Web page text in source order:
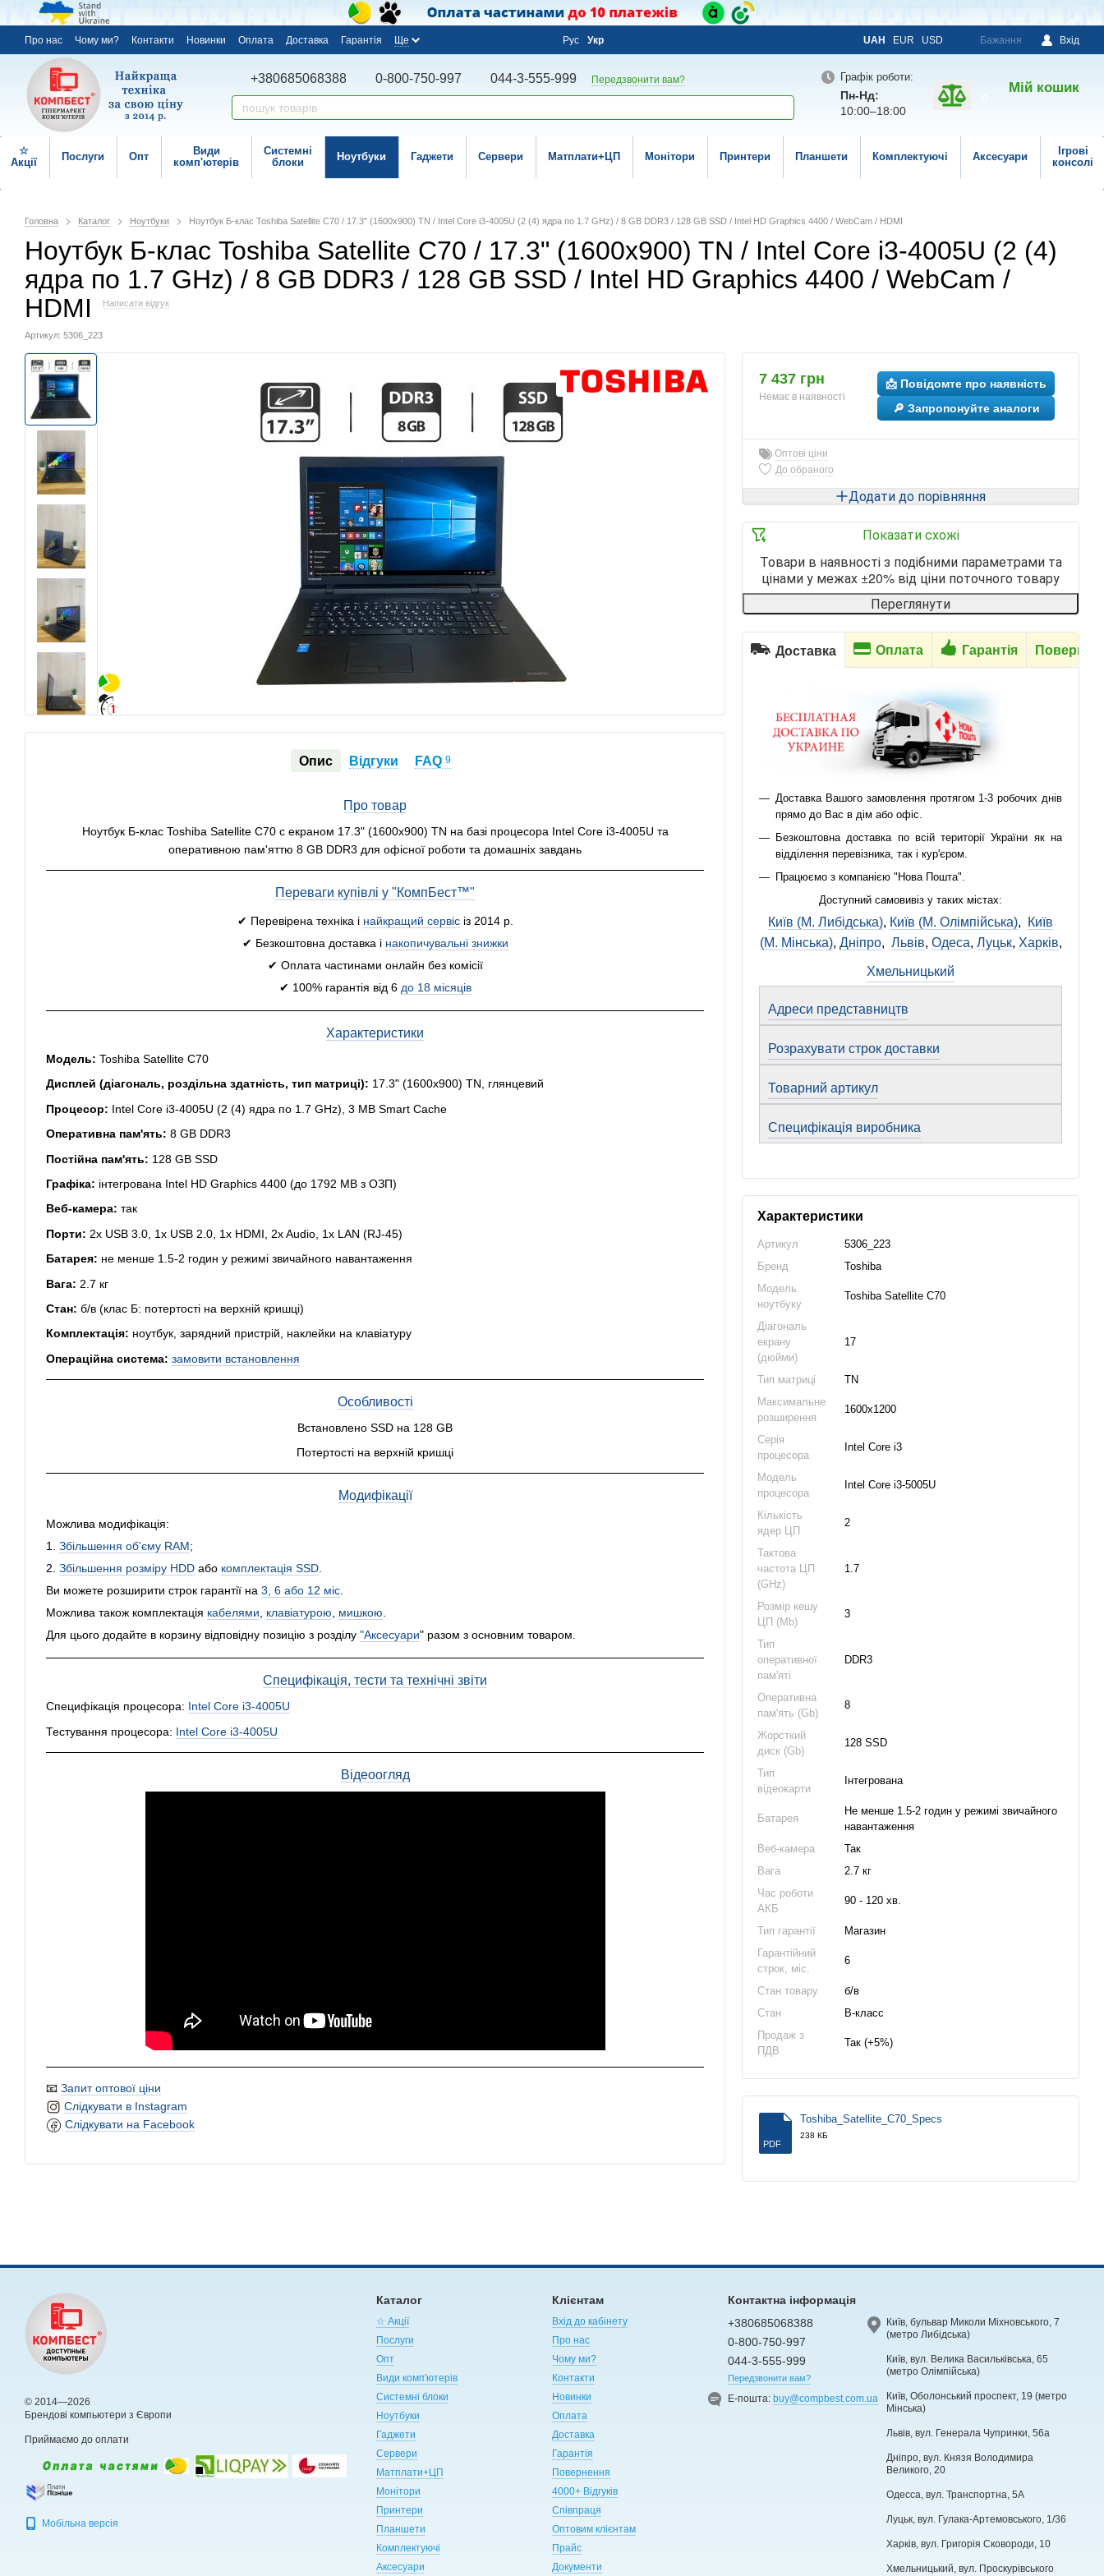
Про нас Чому ми? Контакти Новинки Оплата Доставка Гарантія Ще Рус Укр UAH EUR USD Бажання Вхід
+380685068388 0-800-750-997 044-3-555-999 Передзвонити вам? Графік роботи:
Пн-Нд:
10:00–18:00
Мій кошик
☆
Акції
Послуги Опт
Види
комп'ютерів
Системні
блоки
Ноутбуки Гаджети Сервери Матплати+ЦП Монітори Принтери Планшети Комплектуючі Аксесуари
Ігрові
консолі
Головна Каталог Ноутбуки Ноутбук Б-клас Toshiba Satellite C70 / 17.3" (1600x900) TN / Intel Core i3-4005U (2 (4) ядра по 1.7 GHz) / 8 GB DDR3 / 128 GB SSD / Intel HD Graphics 4400 / WebCam / HDMI
Ноутбук Б-клас Toshiba Satellite C70 / 17.3" (1600x900) TN / Intel Core i3-4005U (2 (4)
ядра по 1.7 GHz) / 8 GB DDR3 / 128 GB SSD / Intel HD Graphics 4400 / WebCam /
HDMI
Написати відгук
Артикул: 5306_223
Опис Відгуки FAQ9
Про товар
Ноутбук Б-клас Toshiba Satellite C70 c екраном 17.3" (1600x900) TN на базі процесора Intel Core i3-4005U та
оперативною пам'яттю 8 GB DDR3 для офісної роботи та домашніх завдань
Переваги купівлі у "КомпБест™"
✔ Перевірена техніка і найкращий сервісіз 2014 р.
✔ Безкоштовна доставка і накопичувальні знижки
✔ Оплата частинами онлайн без комісії
✔ 100% гарантія від 6 до 18 місяців
Характеристики
Модель: Toshiba Satellite C70
Дисплей (діагональ, роздільна здатність, тип матриці): 17.3" (1600x900) TN, глянцевий
Процесор: Intel Core i3-4005U (2 (4) ядра по 1.7 GHz), 3 MB Smart Cache
Оперативна пам'ять: 8 GB DDR3
Постійна пам'ять: 128 GB SSD
Графіка: інтегрована Intel HD Graphics 4400 (до 1792 MB з ОЗП)
Веб-камера: так
Порти: 2x USB 3.0, 1x USB 2.0, 1x HDMI, 2x Audio, 1x LAN (RJ-45)
Батарея: не менше 1.5-2 годин у режимі звичайного навантаження
Вага: 2.7 кг
Стан: б/в (клас Б: потертості на верхній кришці)
Комплектація: ноутбук, зарядний пристрій, наклейки на клавіатуру
Операційна система: замовити встановлення
Особливості
Встановлено SSD на 128 GB
Потертості на верхній кришці
Модифікації
Можлива модифікація:
1. Збільшення об'єму RAM;
2. Збільшення розміру HDD або комплектація SSD
Ви можете розширити строк гарантії на 3, 6 або 12 міс
Можлива також комплектація кабелями клавіатурою мишкою
Для цього додайте в корзину відповідну позицію з розділу "Аксесуари" разом з основним товаром.
Специфікація, тести та технічні звіти
Специфікація процесора: Intel Core i3-4005U
Тестування процесора: Intel Core i3-4005U
Відеоогляд
📧 Запит оптової ціни
Слідкувати в Instagram
Слідкувати на Facebook
7 437 грн
Немає в наявності
📩 Повідомте про наявність
🔎 Запропонуйте аналоги
Оптові ціни
До обраного
Додати до порівняння
Показати схожі
Товари в наявності з подібними параметрами та
цінами у межах ±20% від ціни поточного товару
Переглянути
Доставка Оплата Гарантія
Доставка Вашого замовлення протягом 1-3 робочих днів
прямо до Вас в дім або офіс.
Безкоштовна доставка по всій території України як на
відділення перевізника, так і кур'єром.
Працюємо з компанією "Нова Пошта".
Доступний самовивіз у таких містах:
Київ (М. Либідська), Київ (М. Олімпійська),
Київ
(М. Мінська), Дніпро, Львів, Одеса, Луцьк, Харків,
Хмельницький
Адреси представництв
Розрахувати строк доставки
Товарний артикул
Специфікація виробника
Характеристики
Артикул
5306_223
Бренд
Toshiba
Модель
ноутбуку
Toshiba Satellite C70
Діагональ
екрану
(дюйми)
17
Тип матриці
TN
Максимальне
розширення
1600x1200
Серія
процесора
Intel Core i3
Модель
процесора
Intel Core i3-5005U
Кількість
ядер ЦП
2
Тактова
частота ЦП
(GHz)
1.7
Розмір кешу
ЦП (Mb)
3
Тип
оперативної
пам'яті
DDR3
Оперативна
пам'ять (Gb)
8
Жорсткий
диск (Gb)
128 SSD
Тип
відеокарти
Інтегрована
Батарея
Не менше 1.5-2 годин у режимі звичайного
навантаження
Веб-камера
Так
Вага
2.7 кг
Час роботи
АКБ
90 - 120 хв.
Тип гарантії
Магазин
Гарантійний
строк, міс.
6
Стан товару
б/в
Стан
B-класс
Продаж з
ПДВ
Так (+5%)
PDF
Toshiba_Satellite_C70_Specs
238 КБ
© 2014—2026
Брендові компьютери з Європи
Приймаємо до оплати
Мобільна версія
Каталог
☆ Акції
Послуги
Опт
Види комп'ютерів
Системні блоки
Ноутбуки
Гаджети
Сервери
Матплати+ЦП
Монітори
Принтери
Планшети
Комплектуючі
Аксесуари
Клієнтам
Вхід до кабінету
Про нас
Чому ми?
Контакти
Новинки
Оплата
Доставка
Гарантія
Повернення
4000+ Відгуків
Співпраця
Оптовим клієнтам
Прайс
Документи
Контактна інформація
+380685068388
0-800-750-997
044-3-555-999
Передзвонити вам?
Е-пошта:buy@compbest.com.ua
Київ, бульвар Миколи Міхновського, 7
(метро Либідська)
Київ, вул. Велика Васильківська, 65
(метро Олімпійська)
Київ, Оболонський проспект, 19 (метро
Мінська)
Львів, вул. Генерала Чупринки, 56а
Дніпро, вул. Князя Володимира
Великого, 20
Одесса, вул. Транспортна, 5А
Луцьк, вул. Гулака-Артемовського, 1/36
Харків, вул. Григорія Сковороди, 10
Хмельницький, вул. Проскурівського